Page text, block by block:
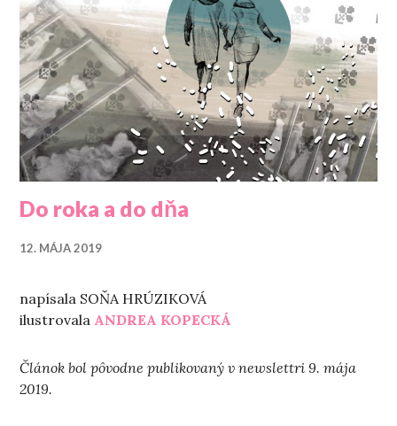
Do roka a do dňa
12. MÁJA 2019
napísala SOŇA HRÚZIKOVÁ
ilustrovala ANDREA KOPECKÁ
Článok bol pôvodne publikovaný v newslettri 9. mája
2019.